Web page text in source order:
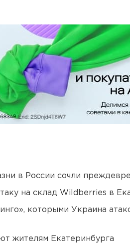
в России сочли
на склад Wildberries в
которыми Украина
жителям Екатеринбурга